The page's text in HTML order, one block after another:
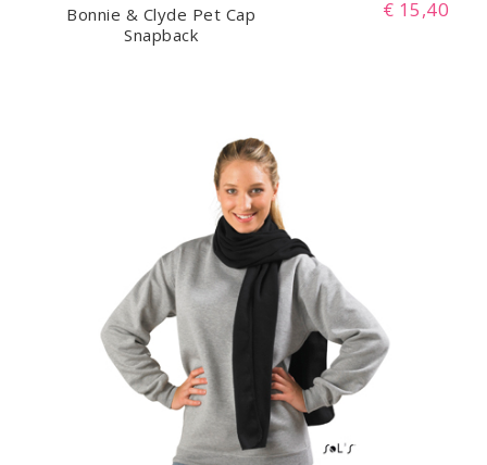
Bonnie & Clyde Pet Cap
Snapback
€ 15,40